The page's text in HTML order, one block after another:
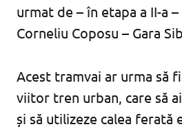
urmat de – în etapa a II-a
Corneliu Coposu – Gara
Acest tramvai ar urma să
viitor tren urban, care să
și să utilizeze calea ferată